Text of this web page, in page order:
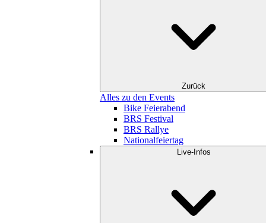
Zurück
Alles zu den Events
Bike Feierabend
BRS Festival
BRS Rallye
Nationalfeiertag
Live-Infos